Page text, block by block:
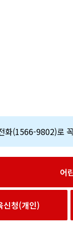
화(1566-9802)로
어
신청(개인)